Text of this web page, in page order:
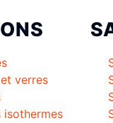
verres
isothermes